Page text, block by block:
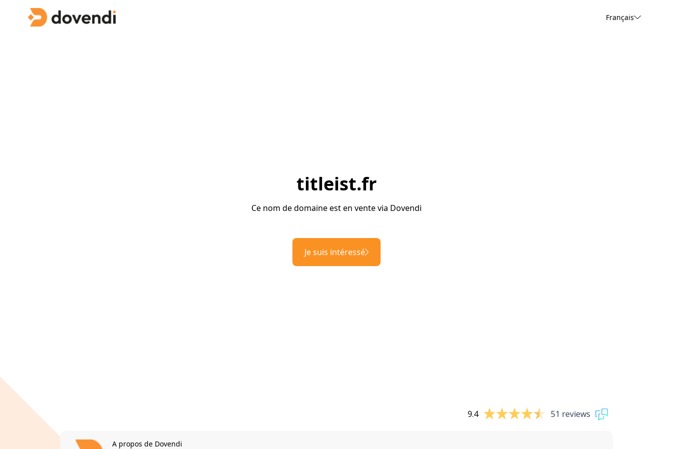
Français
titleist.fr
Ce nom de domaine est en vente via Dovendi
Je suis intéressé
9.4 51 reviews
A propos de Dovendi